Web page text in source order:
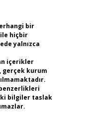
bir
hiçbir
yalnızca
içerikler
gerçek kurum
bilgiler taslak